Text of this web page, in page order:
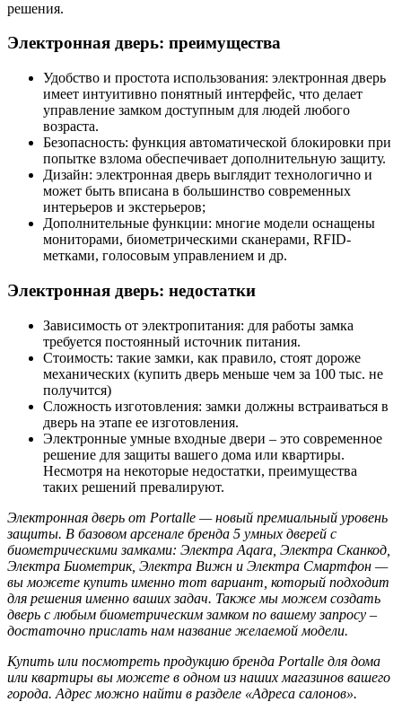
решения.
Электронная дверь: преимущества
Удобство и простота использования: электронная дверь
имеет интуитивно понятный интерфейс, что делает
управление замком доступным для людей любого
возраста.
Безопасность: функция автоматической блокировки при
попытке взлома обеспечивает дополнительную защиту.
Дизайн: электронная дверь выглядит технологично и
может быть вписана в большинство современных
интерьеров и экстерьеров;
Дополнительные функции: многие модели оснащены
мониторами, биометрическими сканерами, RFID-
метками, голосовым управлением и др.
Электронная дверь: недостатки
Зависимость от электропитания: для работы замка
требуется постоянный источник питания.
Стоимость: такие замки, как правило, стоят дороже
механических (купить дверь меньше чем за 100 тыс. не
получится)
Сложность изготовления: замки должны встраиваться в
дверь на этапе ее изготовления.
Электронные умные входные двери – это современное
решение для защиты вашего дома или квартиры.
Несмотря на некоторые недостатки, преимущества
таких решений превалируют.
Электронная дверь от Portalle — новый премиальный уровень
защиты. В базовом арсенале бренда 5 умных дверей с
биометрическими замками: Электра Aqara, Электра Сканкод,
Электра Биометрик, Электра Вижн и Электра Смартфон —
вы можете купить именно тот вариант, который подходит
для решения именно ваших задач. Также мы можем создать
дверь с любым биометрическим замком по вашему запросу –
достаточно прислать нам название желаемой модели.
Купить или посмотреть продукцию бренда Portalle для дома
или квартиры вы можете в одном из наших магазинов вашего
города. Адрес можно найти в разделе «Адреса салонов».